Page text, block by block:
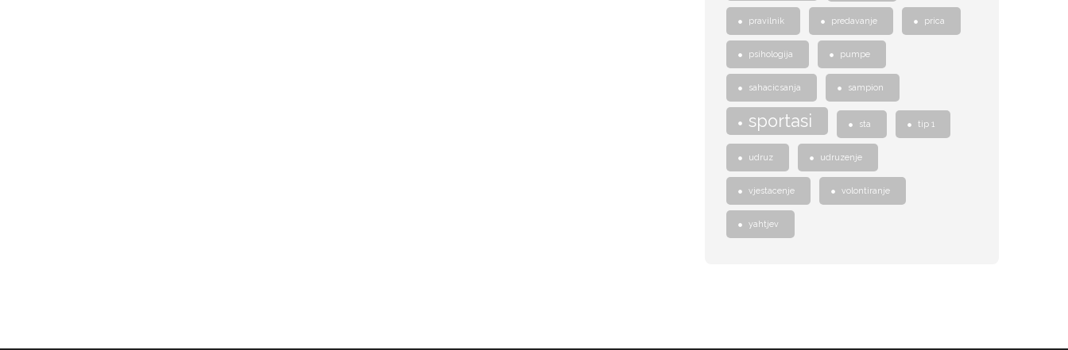
pravilnik predavanje prica
psihologija pumpe
sahacicsanja sampion
sportasi sta tip 1
udruz udruzenje
vjestacenje volontiranje
yahtjev